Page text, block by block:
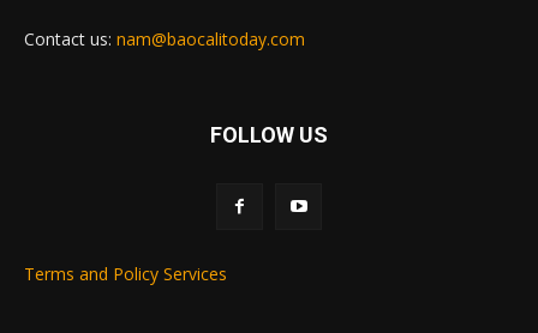
Contact us: nam@baocalitoday.com
FOLLOW US
Terms and Policy Services